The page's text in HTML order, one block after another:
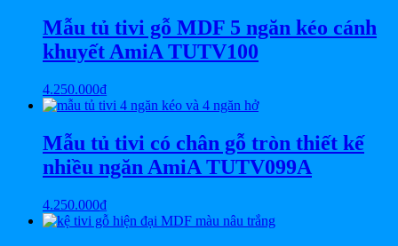
Mẫu tủ tivi gỗ MDF 5 ngăn kéo cánh
khuyết AmiA TUTV100
4.250.000₫
Mẫu tủ tivi có chân gỗ tròn thiết kế
nhiều ngăn AmiA TUTV099A
4.250.000₫